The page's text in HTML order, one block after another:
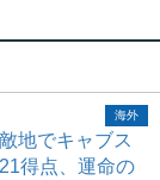
地でキャブス
得点、運命の
海外